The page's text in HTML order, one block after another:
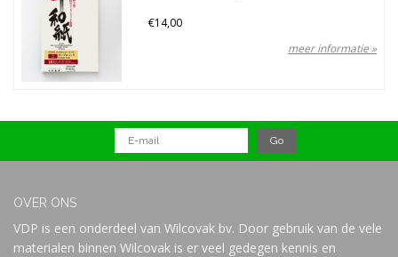
€14,00
meer informatie »
OVER ONS
VDP is een onderdeel van Wilcovak bv. Door gebruik van de vele
materialen binnen Wilcovak is er veel gedegen kennis en